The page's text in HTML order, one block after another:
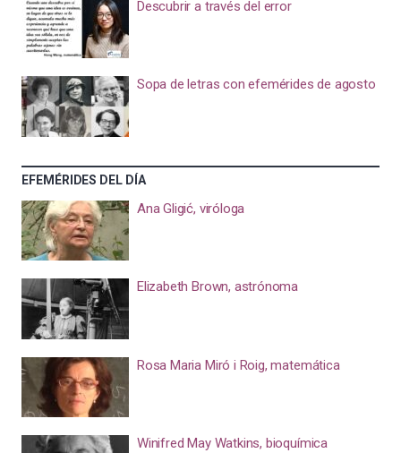
Descubrir a través del error
Sopa de letras con efemérides de agosto
EFEMÉRIDES DEL DÍA
Ana Gligić, viróloga
Elizabeth Brown, astrónoma
Rosa Maria Miró i Roig, matemática
Winifred May Watkins, bioquímica